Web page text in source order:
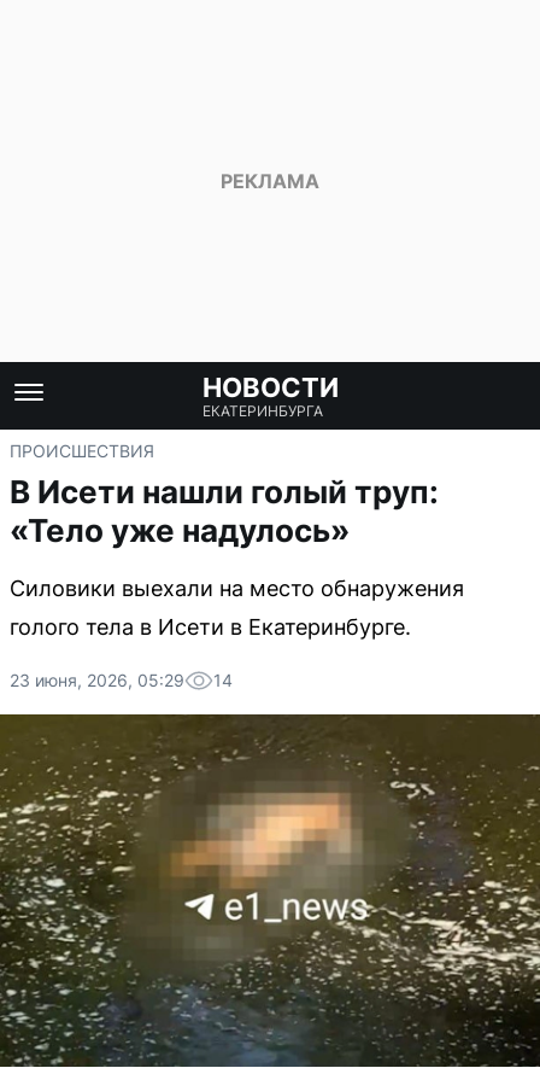
НОВОСТИ
ЕКАТЕРИНБУРГА
ПРОИСШЕСТВИЯ
В Исети нашли голый труп:
«Тело уже надулось»
Силовики выехали на место обнаружения
голого тела в Исети в Екатеринбурге.
23 июня, 2026, 05:29 14